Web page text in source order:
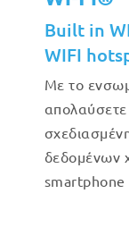
Built in
WIFI
Με το
απολαύσετε
δεδομένων
smartphone